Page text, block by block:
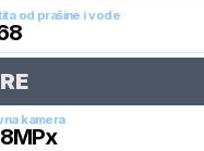
od prašine i vode
kamera
MPx